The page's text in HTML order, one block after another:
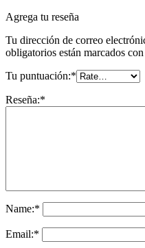
Agrega tu reseña
Tu dirección de correo
obligatorios están marcados con
Tu puntuación:*
Reseña:*
Name:*
Email:*